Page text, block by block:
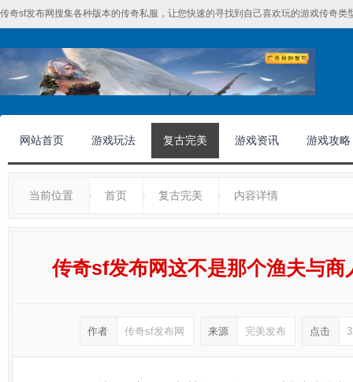
传奇sf发布网搜集各种版本的传奇私服，让您快速的寻找到自己喜欢玩的游戏传奇
网站首页 游戏玩法 复古完美 游戏资讯 游戏攻略
当前位置 首页 复古完美 内容详情
传奇sf发布网这不是那个渔夫与商
作者 传奇sf发布网 来源 完美发布 点击